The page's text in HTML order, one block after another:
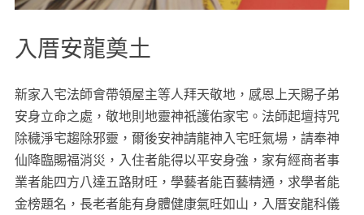
入厝安龍奠土
新家入宅法師會帶領屋主等人拜天敬地，感恩上天賜子弟
安身立命之處，敬地則地靈神祇護佑家宅。法師起壇持咒
除穢淨宅趨除邪靈，爾後安神請龍神入宅旺氣場，請奉神
仙降臨賜福消災，入住者能得以平安身強，家有經商者事
業者能四方八達五路財旺，學藝者能百藝精通，求學者能
金榜題名，長老者能有身體健康氣旺如山，入厝安龍科儀